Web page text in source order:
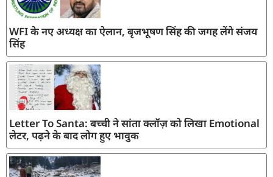
WFI के नए अध्यक्ष का ऐलान, बृजभूषण सिंह की जगह लेंगे संजय
सिंह
Letter To Santa: बच्ची ने सांता क्लॉज़ को लिखा Emotional
लेटर, पढ़ने के बाद लोग हुए भावुक